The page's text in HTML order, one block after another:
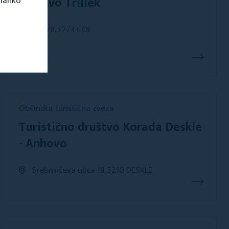
Občinska turistična zveza
Turistično društvo Korada Deskle
- Anhovo